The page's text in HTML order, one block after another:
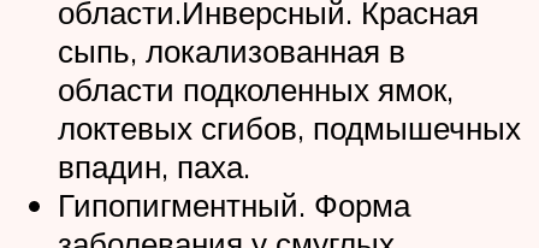
области.Инверсный. Красная
сыпь, локализованная в
области подколенных ямок,
локтевых сгибов, подмышечных
впадин, паха.
Гипопигментный. Форма